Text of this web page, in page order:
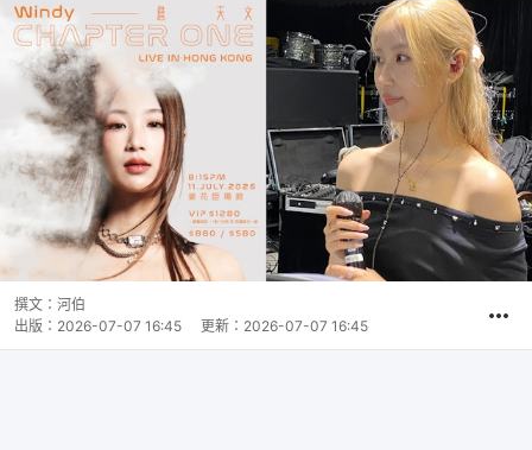
撰文： 河伯
出版： 2026-07-07 16:45 更新： 2026-07-07 16:45